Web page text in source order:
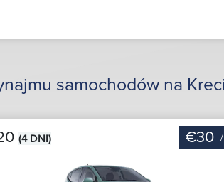
samochodów na
(4 DNI) €30